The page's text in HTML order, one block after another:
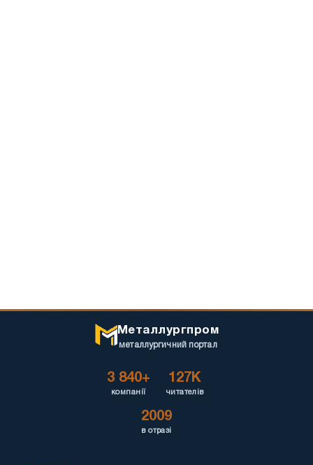
Металлургпром
металлургичний портал
3 840+
компанії
127K
читателів
2009
в отразі